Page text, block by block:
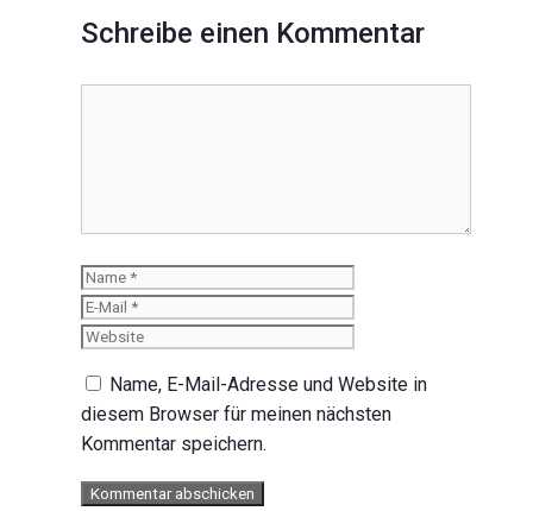
Schreibe einen Kommentar
Name
Name, E-Mail-Adresse und Website in
diesem Browser für meinen nächsten
Kommentar speichern.